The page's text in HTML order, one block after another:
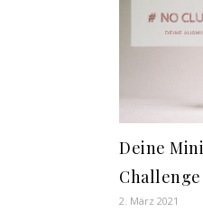
Deine
2. März 2021